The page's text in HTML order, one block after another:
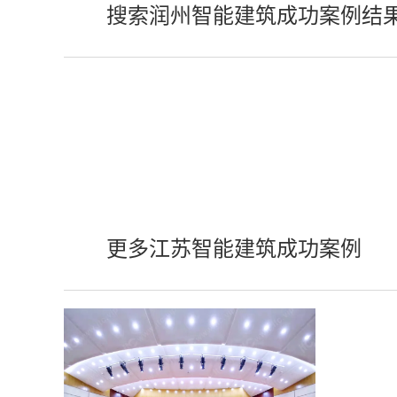
搜索润州智能建筑成功案例结
更多江苏智能建筑成功案例